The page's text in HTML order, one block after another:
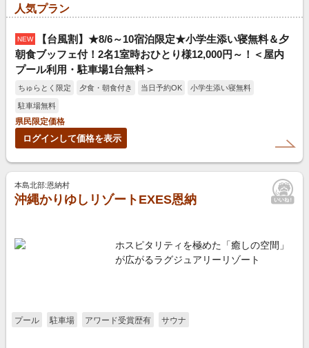
人気プラン
NEW
【台風割】★8/6～10宿泊限定★小学生添い寝無料＆夕
朝食ブッフェ付！2名1室時おひとり様12,000円～！＜屋内
プール利用・駐車場1台無料＞
ちゅらとく限定 夕食・朝食付き 当日予約OK 小学生添い寝無料
駐車場無料
県民限定価格
ログインして価格を表示
本島北部:恩納村
沖縄かりゆしリゾートEXES恩納
ホスピタリティを極めた「癒しの空間」
が広がるラグジュアリーリゾート
プール 駐車場 アワード受賞歴有 サウナ